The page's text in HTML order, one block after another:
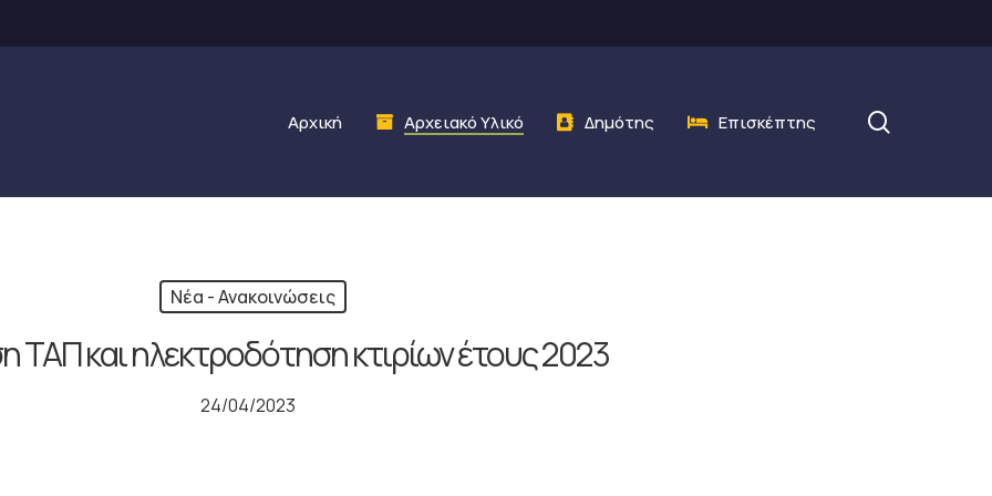
Αρχική Αρχειακό Υλικό Δημότης Επισκέπτης
Νέα - Ανακοινώσεις
ΤΑΠ και ηλεκτροδότηση κτιρίων έτους 2023
24/04/2023